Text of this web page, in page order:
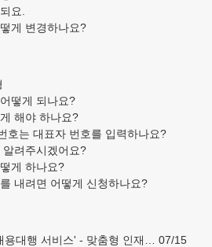
요.
게 변경하나요?
떻게 되나요?
해야 하나요?
호는 대표자 번호를 입력하나요?
려주시겠어요?
게 하나요?
내려면 어떻게 신청하나요?
대행 서비스' - 맞춤형 인재…
07/15